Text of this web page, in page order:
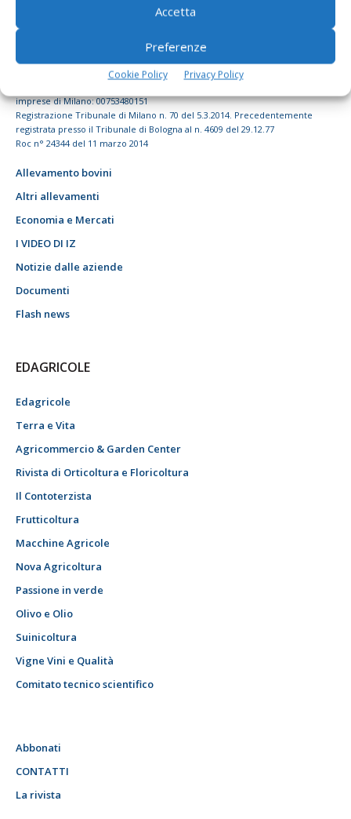
Accetta
Preferenze
Cookie Policy Privacy Policy
© Tecniche Nuove Spa. Tutti i diritti riservati. Sede legale Via Eritrea 21 -
imprese di Milano: 00753480151
Registrazione Tribunale di Milano n. 70 del 5.3.2014. Precedentemente
registrata presso il Tribunale di Bologna al n. 4609 del 29.12.77
Roc n° 24344 del 11 marzo 2014
Allevamento bovini
Altri allevamenti
Economia e Mercati
I VIDEO DI IZ
Notizie dalle aziende
Documenti
Flash news
EDAGRICOLE
Edagricole
Terra e Vita
Agricommercio & Garden Center
Rivista di Orticoltura e Floricoltura
Il Contoterzista
Frutticoltura
Macchine Agricole
Nova Agricoltura
Passione in verde
Olivo e Olio
Suinicoltura
Vigne Vini e Qualità
Comitato tecnico scientifico
Abbonati
CONTATTI
La rivista